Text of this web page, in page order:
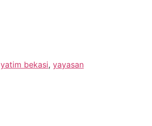
yatim bekasi, yayasan